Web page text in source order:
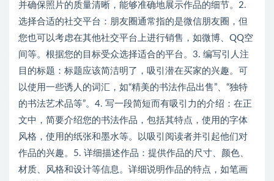
并确保照片的质量清晰，能够准确地展示作品的细节。2.
选择合适的社交平台：朋友圈通常指的是微信朋友圈，但
您也可以考虑在其他社交平台上进行销售，如微博、QQ空
间等。根据您的目标受众选择适合的平台。3. 编写引人注
目的标题：标题应该简洁明了，吸引潜在买家的兴趣。可
以使用一些诱人的词汇，如“精美的书法作品出售”、“独特
的书法艺术品等”。4. 写一段简短而有吸引力的介绍：在正
文中，简要介绍您的书法作品，包括其特点，使用的字体
风格，使用的纸张和墨水等。以吸引阅读者并引起他们对
作品的兴趣。5. 详细描述作品：提供作品的尺寸、颜色、
材质、风格和设计等信息。详细说明作品的特点，如笔画